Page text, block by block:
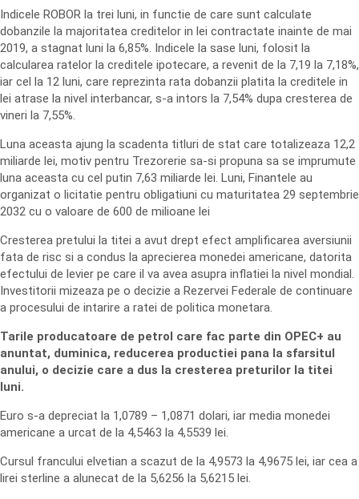
Indicele ROBOR la trei luni, in functie de care sunt calculate
dobanzile la majoritatea creditelor in lei contractate inainte de mai
2019, a stagnat luni la 6,85%. Indicele la sase luni, folosit la
calcularea ratelor la creditele ipotecare, a revenit de la 7,19 la 7,18%,
iar cel la 12 luni, care reprezinta rata dobanzii platita la creditele in
lei atrase la nivel interbancar, s-a intors la 7,54% dupa cresterea de
vineri la 7,55%.
Luna aceasta ajung la scadenta titluri de stat care totalizeaza 12,2
miliarde lei, motiv pentru Trezorerie sa-si propuna sa se imprumute
luna aceasta cu cel putin 7,63 miliarde lei. Luni, Finantele au
organizat o licitatie pentru obligatiuni cu maturitatea 29 septembrie
2032 cu o valoare de 600 de milioane lei
Cresterea pretului la titei a avut drept efect amplificarea aversiunii
fata de risc si a condus la aprecierea monedei americane, datorita
efectului de levier pe care il va avea asupra inflatiei la nivel mondial.
Investitorii mizeaza pe o decizie a Rezervei Federale de continuare
a procesului de intarire a ratei de politica monetara.
Tarile producatoare de petrol care fac parte din OPEC+ au
anuntat, duminica, reducerea productiei pana la sfarsitul
anului, o decizie care a dus la cresterea preturilor la titei
luni.
Euro s-a depreciat la 1,0789 – 1,0871 dolari, iar media monedei
americane a urcat de la 4,5463 la 4,5539 lei.
Cursul francului elvetian a scazut de la 4,9573 la 4,9675 lei, iar cea a
lirei sterline a alunecat de la 5,6256 la 5,6215 lei.